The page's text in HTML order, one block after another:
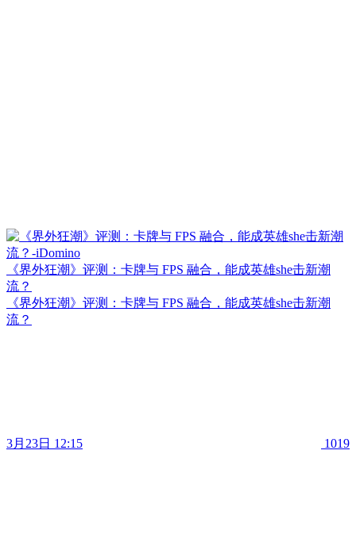
《界外狂潮》评测：卡牌与 FPS 融合，能成英雄she击新潮
流？
《界外狂潮》评测：卡牌与 FPS 融合，能成英雄she击新潮
流？
3月23日 12:15 1019